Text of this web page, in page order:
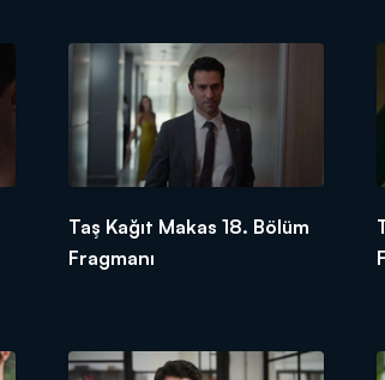
Taş Kağıt Makas 18. Bölüm
Fragmanı